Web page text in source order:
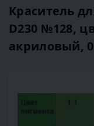
Краситель
D230 №128,
акриловый,